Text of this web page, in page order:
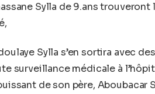
Sylla de 9.ans
Sylla s’en sortira avec
surveillance médicale à
de son père, Aboubacar